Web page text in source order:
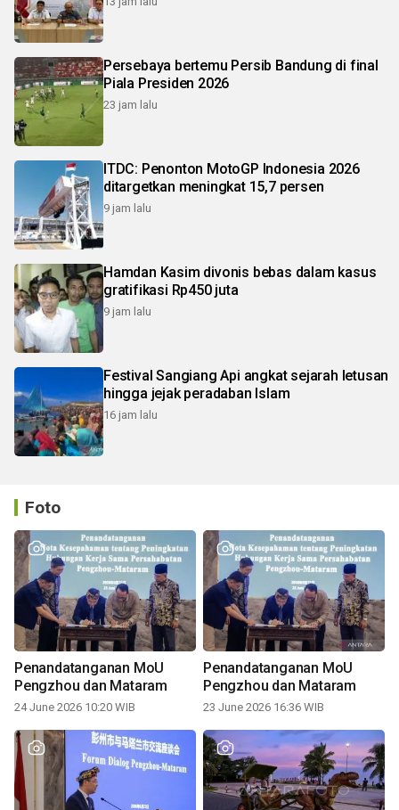
Persebaya bertemu Persib Bandung di final
Piala Presiden 2026
23 jam lalu
ITDC: Penonton MotoGP Indonesia 2026
ditargetkan meningkat 15,7 persen
9 jam lalu
Hamdan Kasim divonis bebas dalam kasus
gratifikasi Rp450 juta
9 jam lalu
Festival Sangiang Api angkat sejarah letusan
hingga jejak peradaban Islam
16 jam lalu
Foto
Penandatanganan MoU
Pengzhou dan Mataram
24 June 2026 10:20 WIB
Penandatanganan MoU
Pengzhou dan Mataram
23 June 2026 16:36 WIB